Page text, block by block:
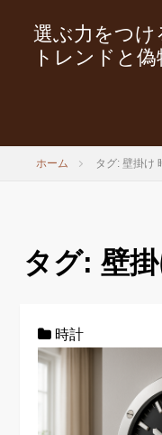
選ぶ力をつ
トレンドと
ホーム タグ: 壁掛け
タグ: 壁
時計